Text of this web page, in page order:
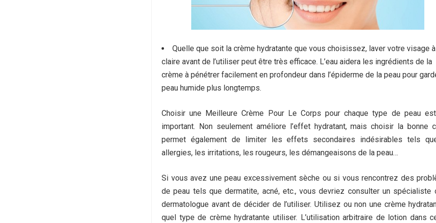
Quelle que soit la crème hydratante que vous choisissez, laver votre visage à
claire avant de l’utiliser peut être très efficace. L’eau aidera les ingrédients de la
crème à pénétrer facilement en profondeur dans l’épiderme de la peau pour
peau humide plus longtemps.
Choisir une Meilleure Crème Pour Le Corps pour chaque type de peau
important. Non seulement améliore l’effet hydratant, mais choisir la bonne
permet également de limiter les effets secondaires indésirables tels
allergies, les irritations, les rougeurs, les démangeaisons de la peau…
Si vous avez une peau excessivement sèche ou si vous rencontrez des
de peau tels que dermatite, acné, etc., vous devriez consulter un spécialiste
dermatologue avant de décider de l’utiliser. Utilisez ou non une crème
quel type de crème hydratante utiliser. L’utilisation arbitraire de lotion dans